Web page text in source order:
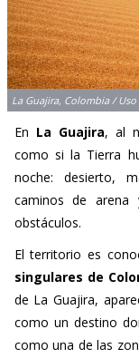
La Guajira, Colombia /
En La Guajira, al
como si la Tierra
noche: desierto,
caminos de arena
obstáculos.
El territorio es
singulares de
de La Guajira,
como un destino
como una de las